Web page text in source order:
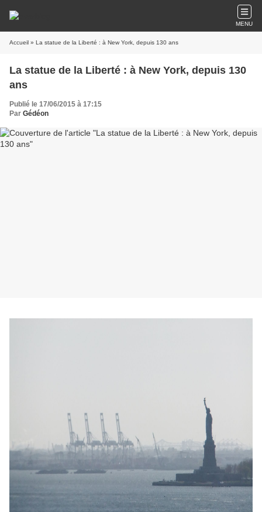
MENU
Accueil » La statue de la Liberté : à New York, depuis 130 ans
La statue de la Liberté : à New York, depuis 130
ans
Publié le 17/06/2015 à 17:15
Par Gédéon